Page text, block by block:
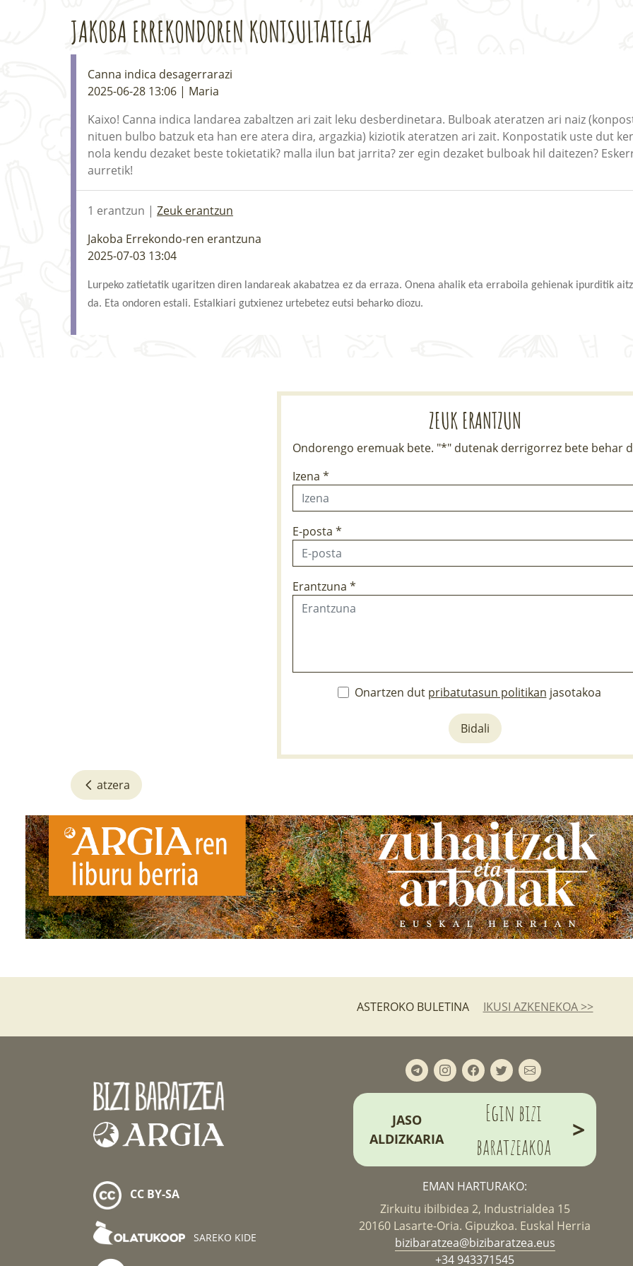
JAKOBA ERREKONDOREN KONTSULTATEGIA
Canna indica desagerrarazi
2025-06-28 13:06 | Maria
Kaixo! Canna indica landarea zabaltzen ari zait leku desberdinetara. Bulboak ateratzen ari naiz
nituen bulbo batzuk eta han ere atera dira, argazkia) kiziotik ateratzen ari zait. Konpostatik uste dut
nola kendu dezaket beste tokietatik? malla ilun bat jarrita? zer egin dezaket bulboak hil daitezen?
aurretik!
1 erantzun | Zeuk erantzun
Jakoba Errekondo-ren erantzuna
2025-07-03 13:04
Lurpeko zatietatik ugaritzen diren landareak akabatzea ez da erraza. Onena ahalik eta erraboila gehienak ipurditik
da. Eta ondoren estali. Estalkiari gutxienez urtebetez eutsi beharko diozu.
ZEUK ERANTZUN
Ondorengo eremuak bete. "*" dutenak derrigorrez bete behar
Izena *
E-posta *
Erantzuna *
Onartzen dut pribatutasun politikan jasotakoa
Bidali
atzera
ASTEROKO BULETINA IKUSI AZKENEKOA >>
CC BY-SA
SAREKO KIDE
JASO
ALDIZKARIA
Egin bizi
baratzeakoa
>
EMAN HARTURAKO:
Zirkuitu ibilbidea 2, Industrialdea 15
20160 Lasarte-Oria. Gipuzkoa. Euskal Herria
bizibaratzea@bizibaratzea.eus
+34 943371545